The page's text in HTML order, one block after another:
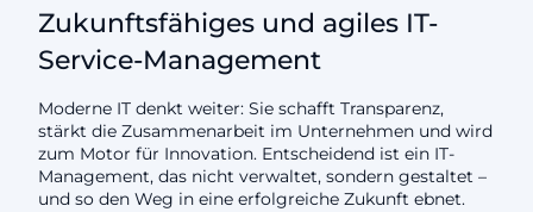
Zukunftsfähiges und agiles IT-
Service-Management
Moderne IT denkt weiter: Sie schafft Transparenz,
stärkt die Zusammenarbeit im Unternehmen und wird
zum Motor für Innovation. Entscheidend ist ein IT-
Management, das nicht verwaltet, sondern gestaltet –
und so den Weg in eine erfolgreiche Zukunft ebnet.